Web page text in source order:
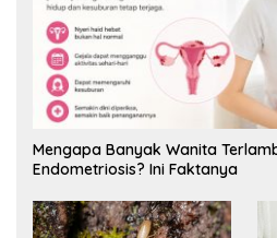
Mengapa Banyak Wanita
Endometriosis? Ini Faktanya